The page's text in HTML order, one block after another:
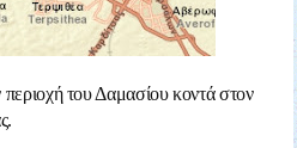
περιοχή του Δαμασίου κοντά στον